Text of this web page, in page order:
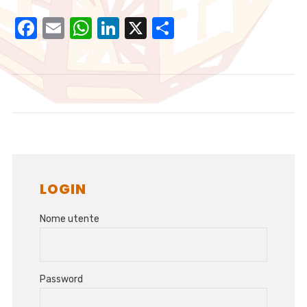
Facebook
EmailWhatsApp
LinkedIn
X Condividi
LOGIN
Nome utente
Password